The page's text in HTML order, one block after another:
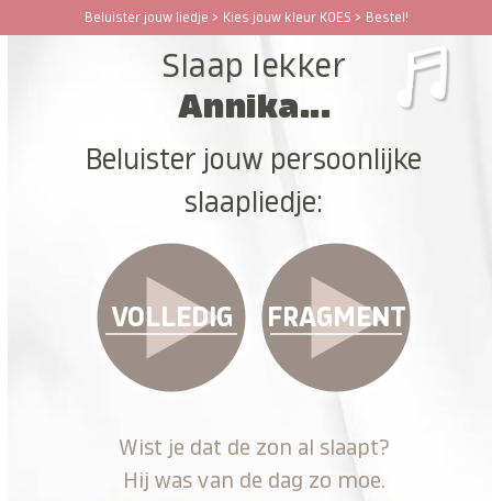
Beluister jouw liedje > Kies jouw kleur KOES > Bestel!
Open
Close
Slaap lekker
Annika...
Beluister jouw persoonlijke
slaapliedje:
VOLLEDIG FRAGMENT
Wist je dat de zon al slaapt?
Hij was van de dag zo moe.